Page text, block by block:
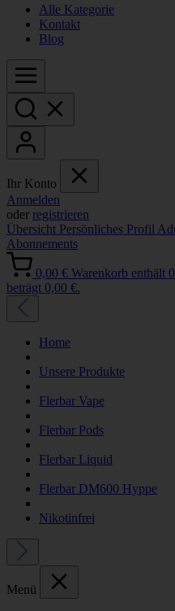
Alle Kategorie
Kontakt
Blog
Ihr Konto
Anmelden
oder registrieren
Übersicht Persönliches Profil
Abonnements
0,00 € Warenkorb enthält
beträgt 0,00 €.
Home
Unsere Produkte
Flerbar Vape
Flerbar Pods
Flerbar Liquid
Flerbar DM600 Hyppe
Nikotinfrei
Menü